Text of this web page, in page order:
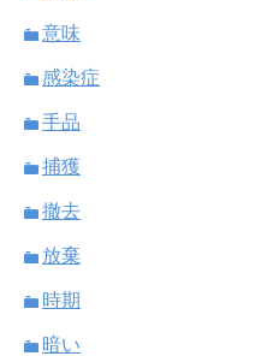
意味
感染症
手品
捕獲
撤去
放棄
時期
暗い